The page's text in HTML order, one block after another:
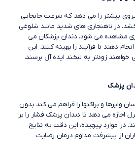
بیشتر را می دهد که سرعت جابجایی
در ناهنجاری های شدید مانند شلوغی
مشاهده می شود. دندان پزشکان می
دهند تا فرآیند را بهینه کنند. این
خواهند زودتر به لبخند ایده آل برسند،
پزشک
وایرها و براکتها را فراهم می کند بدون
اجازه می دهد تا دندان پزشک فشار را بر
در موارد پیچیده، این دقت به نتایج
از پیشرفت مداوم درمان رضایت